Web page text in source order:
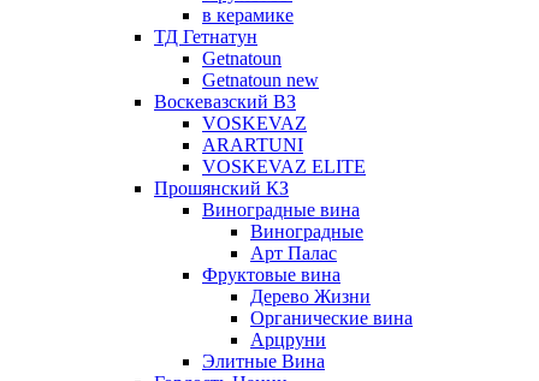
в керамике
ТД Гетнатун
Getnatoun
Getnatoun new
Воскевазский ВЗ
VOSKEVAZ
ARARTUNI
VOSKEVAZ ELITE
Прошянский КЗ
Виноградные вина
Виноградные
Арт Палас
Фруктовые вина
Дерево Жизни
Органические вина
Арцруни
Элитные Вина